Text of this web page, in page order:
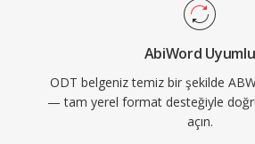
AbiWord Uyumlu
ODT belgeniz temiz bir şekilde
— tam yerel format desteğiyle
açın.